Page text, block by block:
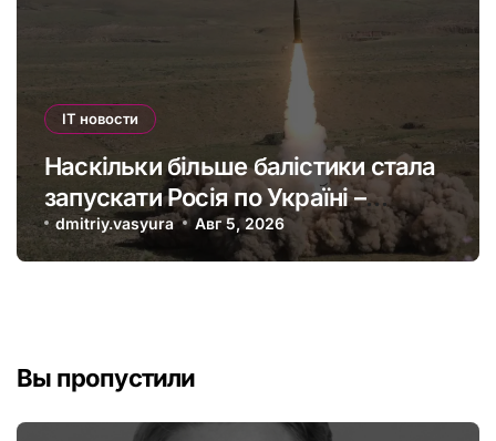
IT новости
Наскільки більше балістики стала
запускати Росія по Україні –
інфографіка
dmitriy.vasyura Авг 5, 2026
Вы пропустили